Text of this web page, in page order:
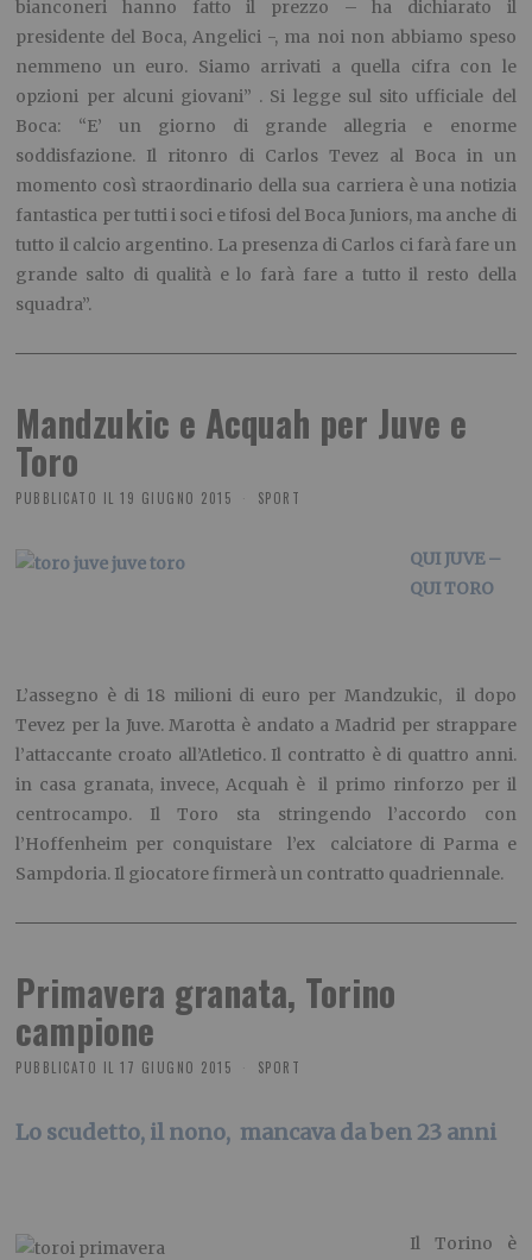
bianconeri hanno fatto il prezzo – ha dichiarato il
presidente del Boca, Angelici -, ma noi non abbiamo speso
nemmeno un euro. Siamo arrivati a quella cifra con le
opzioni per alcuni giovani” . Si legge sul sito ufficiale del
Boca: “E’ un giorno di grande allegria e enorme
soddisfazione. Il ritonro di Carlos Tevez al Boca in un
momento così straordinario della sua carriera è una notizia
fantastica per tutti i soci e tifosi del Boca Juniors, ma anche di
tutto il calcio argentino. La presenza di Carlos ci farà fare un
grande salto di qualità e lo farà fare a tutto il resto della
squadra”.
Mandzukic e Acquah per Juve e
Toro
PUBBLICATO IL 19 GIUGNO 2015 SPORT
QUI JUVE –
QUI TORO
L’assegno è di 18 milioni di euro per Mandzukic, il dopo
Tevez per la Juve. Marotta è andato a Madrid per strappare
l’attaccante croato all’Atletico. Il contratto è di quattro anni.
in casa granata, invece, Acquah è il primo rinforzo per il
centrocampo. Il Toro sta stringendo l’accordo con
l’Hoffenheim per conquistare l’ex calciatore di Parma e
Sampdoria. Il giocatore firmerà un contratto quadriennale.
Primavera granata, Torino
campione
PUBBLICATO IL 17 GIUGNO 2015 SPORT
Lo scudetto, il nono, mancava da ben 23 anni
Il Torino è